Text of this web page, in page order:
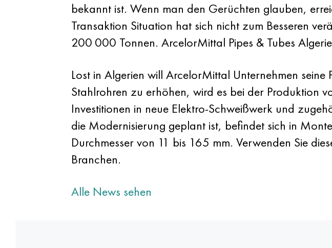
bekannt ist. Wenn man den Gerüchten glauben,
Transaktion Situation hat sich nicht zum Besseren
200 000 Tonnen. ArcelorMittal Pipes & Tubes
Lost in Algerien will ArcelorMittal Unternehmen
Stahlrohren zu erhöhen, wird es bei der Produktion
Investitionen in neue Elektro-Schweißwerk und
die Modernisierung geplant ist, befindet sich in
Durchmesser von 11 bis 165 mm. Verwenden Sie
Branchen.
Alle News sehen